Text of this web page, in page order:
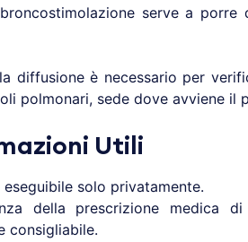
serve a
diffusione è necessario per
polmonari, sede dove avviene il
Utili
eseguibile solo privatamente.
della prescrizione medica
consigliabile.